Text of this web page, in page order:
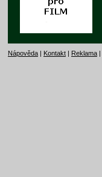
Nápověda | Kontakt | Reklama |